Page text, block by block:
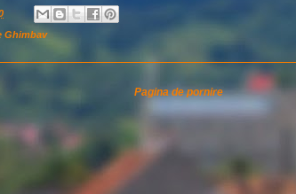
Ghimbav
Pagina de pornire